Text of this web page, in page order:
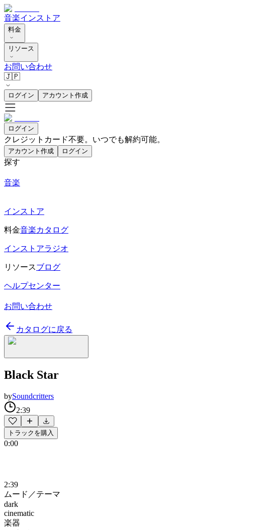
音楽インストア
料金
リソース
お問い合わせ
🇯🇵
ログイン アカウント作成
ログイン
クレジットカード不要。いつでも解約可能。
アカウント作成 ログイン
探す
音楽
インストア
料金音楽カタログ
インストアラジオ
リソースブログ
ヘルプセンター
お問い合わせ
カタログに戻る
Black Star
bySoundcritters
2:39
トラックを購入
0:00
2:39
ムード／テーマ
dark
cinematic
楽器